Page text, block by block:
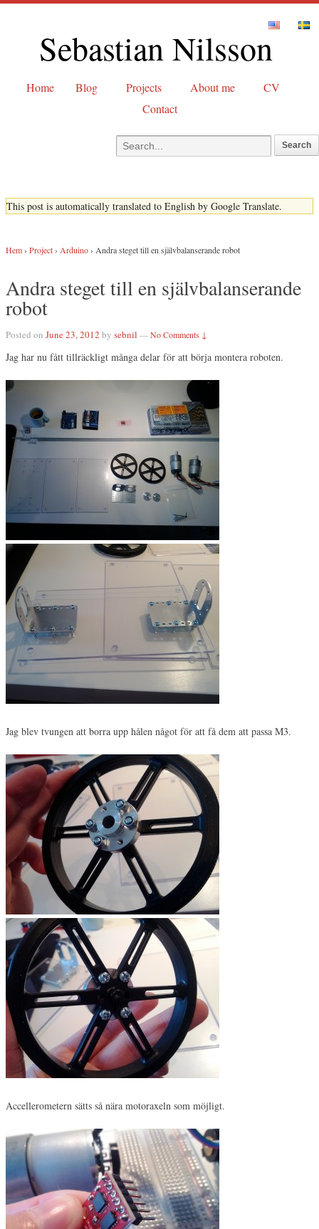
Sebastian Nilsson
Home Blog Projects About me
CV
Contact
This post is automatically translated to English by Google Translate.
Hem› Project› Arduino› Andra steget till en självbalanserande robot
Andra steget till en självbalanserande
robot
Posted on June 23, 2012 by sebnil —No Comments ↓
Jag har nu fått tillräckligt många delar för att börja montera roboten.
Jag blev tvungen att borra upp hålen något för att få dem att passa M3.
Accellerometern sätts så nära motoraxeln som möjligt.